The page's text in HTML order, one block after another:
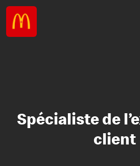
Spécialiste de
client